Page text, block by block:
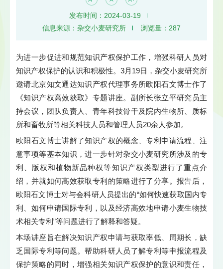
发布时间：2024-03-19
信息来源：杂交小麦研究所
浏览量： 287
为进一步促进和规范知识产权保护工作，增强科研人员对
知识产权保护的认识和积极性。3月19日，杂交小麦研究所
邀请北京知文通达知识产权代理事务所欧阳石文博士作了
《知识产权高效获取》专题讲座。副所长张立平研究员主
持会议，团队负责人、青年科技骨干及院内生物所、质标
所和畜牧所等相关科技人员和管理人员20余人参加。
欧阳石文博士讲解了知识产权的概念、专利申请流程、注
意事项等基本知识，进一步针对杂交小麦研究所涉及的专
利、版权和植物新品种权等知识产权类型进行了重点介
绍，并就如何高效获取专利的策略进行了分享。报告后，
欧阳石文博士对与会科研人员提出的“如何快速获取国内专
利、如何申请国际专利，以及经济高效地申请小麦生物技
术相关专利”等问题进行了解释和答疑。
本场讲座旨在解决知识产权申请与获取率低、周期长，缺
乏国际专利等问题。帮助科研人员了解专利等申报流程及
保护策略的同时，增强相关知识产权保护的意识和责任，